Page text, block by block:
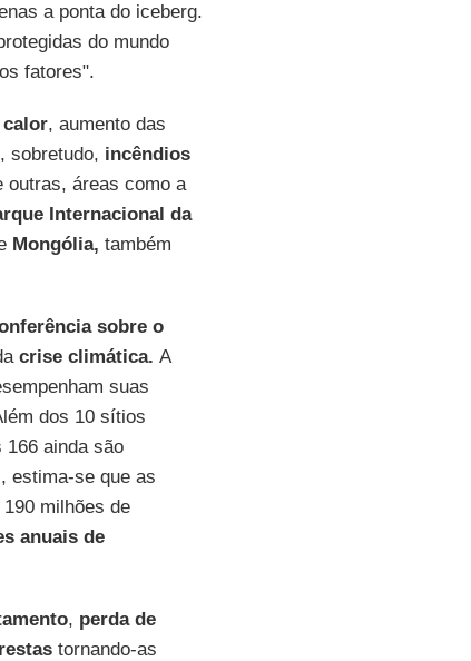
a ponta do iceberg.
do mundo
fatores".
calor, aumento das
sobretudo, incêndios
outras, áreas como a
Internacional da
Mongólia, também
sobre o
crise climática. A
suas
dos 10 sítios
ainda são
estima-se que as
milhões de
anuais de
, perda de
tornando-as